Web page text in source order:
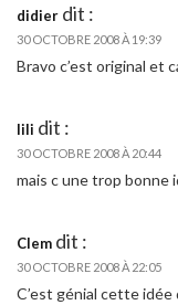
didier dit :
30 OCTOBRE 2008 À 19:39
Bravo c’est original et
lili dit :
30 OCTOBRE 2008 À 20:44
mais c une trop bonne
Clem dit :
30 OCTOBRE 2008 À 22:05
C’est génial cette